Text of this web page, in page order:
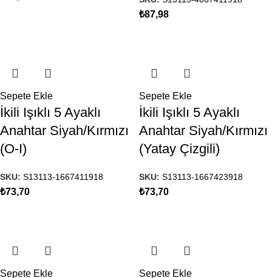
₺87,98
Sepete Ekle
İkili Işıklı 5 Ayaklı
Anahtar Siyah/Kırmızı
(O-I)
SKU: S13113-1667411918
₺73,70
Sepete Ekle
İkili Işıklı 5 Ayaklı
Anahtar Siyah/Kırmızı
(Yatay Çizgili)
SKU: S13113-1667423918
₺73,70
Sepete Ekle Sepete Ekle